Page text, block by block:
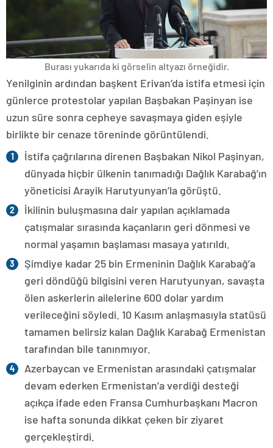
Burası yukarıda ki görselin altyazı örneğidir.
Yenilginin ardından başkent Erivan’da istifa etmesi için
günlerce protestolar yapılan Başbakan Paşinyan ise
uzun süre sonra cepheye savaşmaya giden eşiyle
birlikte bir cenaze töreninde görüntülendi.
İstifa çağrılarına direnen Başbakan Nikol Paşinyan,
dünyada hiçbir ülkenin tanımadığı Dağlık Karabağ’ın
yöneticisi Arayik Harutyunyan’la görüştü.
İkilinin buluşmasına dair yapılan açıklamada
çatışmalar sırasında kaçanların geri dönmesi ve
normal yaşamın başlaması masaya yatırıldı.
Şimdiye kadar 25 bin Ermeninin Dağlık Karabağ’a
geri döndüğü bilgisini veren Harutyunyan, savaşta
ölen askerlerin ailelerine 600 dolar yardım
verileceğini söyledi. 10 Kasım anlaşmasıyla statüsü
tamamen belirsiz kalan Dağlık Karabağ Ermenistan
tarafından bile tanınmıyor.
Azerbaycan ve Ermenistan arasındaki çatışmalar
devam ederken Ermenistan’a verdiği desteği
açıkça ifade eden Fransa Cumhurbaşkanı Macron
ise hafta sonunda dikkat çeken bir ziyaret
gerçekleştirdi.